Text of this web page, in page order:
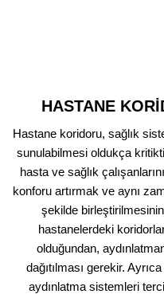
HASTANE
Hastane koridoru, sağlık
sunulabilmesi oldukça
hasta ve sağlık
konforu artırmak ve aynı
şekilde
hastanelerdeki
olduğundan,
dağıtılması gerekir.
aydınlatma sistemleri